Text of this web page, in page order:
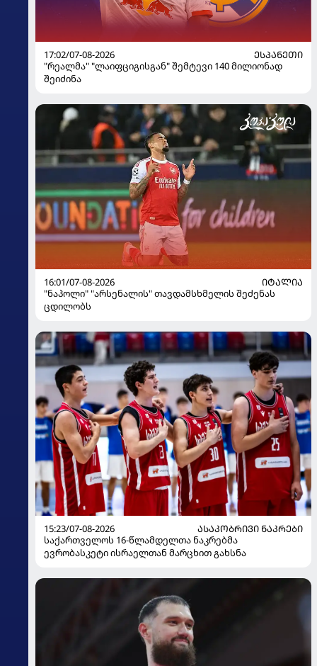
17:02/07-08-2026
ᲔᲡᲞᲐᲜᲔᲗᲘ
"რეალმა" "ლაიფციგისგან" შემტევი 140 მილიონად
შეიძინა
16:01/07-08-2026
ᲘᲢᲐᲚᲘᲐ
"ნაპოლი" "არსენალის" თავდამსხმელის შეძენას
ცდილობს
15:23/07-08-2026
ᲐᲡᲐᲙᲝᲑᲠᲘᲕᲘ ᲜᲐᲙᲠᲔᲑᲘ
საქართველოს 16-წლამდელთა ნაკრებმა
ევრობასკეტი ისრაელთან მარცხით გახსნა